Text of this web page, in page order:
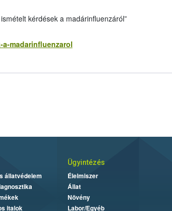
kérdések a madárinfluenzáról”
madarinfluenzarol
állatvédelem
italok
Ügyintézés
Élelmiszer
Állat
Növény
Labor/Egyéb